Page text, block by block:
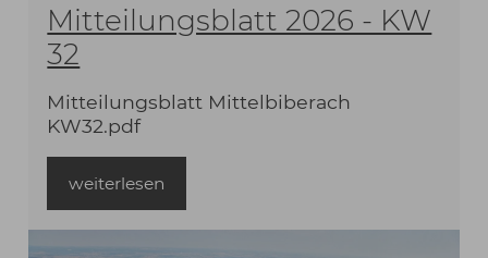
Mitteilungsblatt 2026 - KW
32
Mitteilungsblatt Mittelbiberach
KW32.pdf
weiterlesen